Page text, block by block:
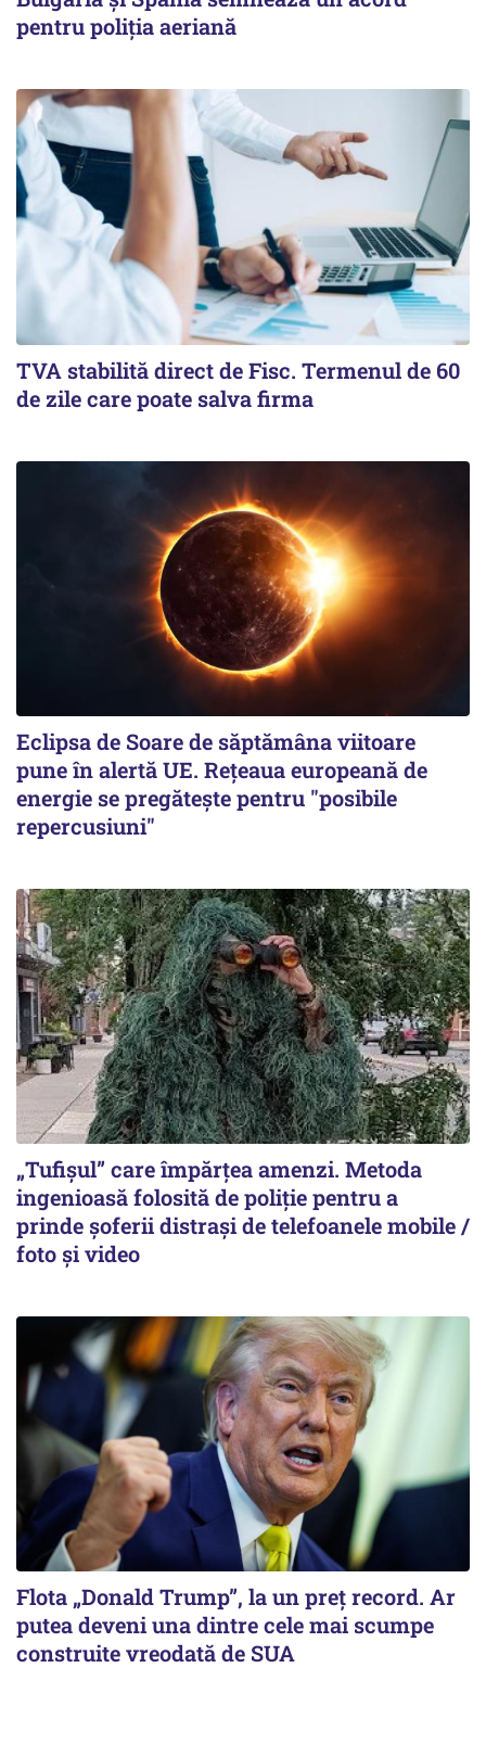
pentru poliția aeriană
TVA stabilită direct de Fisc. Termenul de 60
de zile care poate salva firma
Eclipsa de Soare de săptămâna viitoare
pune în alertă UE. Rețeaua europeană de
energie se pregătește pentru "posibile
repercusiuni"
„Tufișul” care împărțea amenzi. Metoda
ingenioasă folosită de poliție pentru a
prinde șoferii distrași de telefoanele mobile /
foto și video
Flota „Donald Trump”, la un preț record. Ar
putea deveni una dintre cele mai scumpe
construite vreodată de SUA